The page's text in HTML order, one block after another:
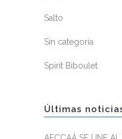
Salto
Sin categoría
Spirit Biboulet
Últimas